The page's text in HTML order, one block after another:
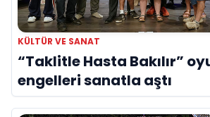
KÜLTÜR VE SANAT
“Taklitle Hasta Bakılır”
engelleri sanatla aştı